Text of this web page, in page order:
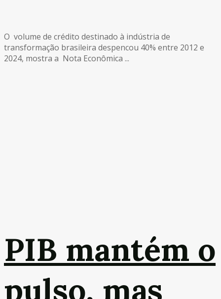
O volume de crédito destinado à indústria de
transformação brasileira despencou 40% entre 2012 e
2024, mostra a Nota Econômica ...
PIB mantém o
pulso, mas